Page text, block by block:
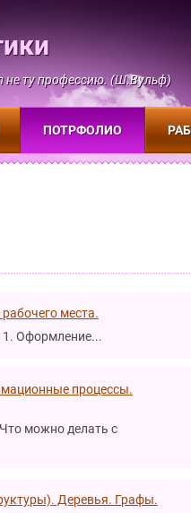
не ту профессию. (Ш.Вульф)
места.
1. Оформление...
процессы.
можно делать с
Деревья. Графы.
ПОТРФОЛИО